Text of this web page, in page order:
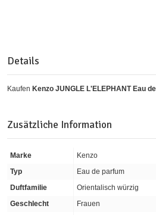
Details
Kaufen Kenzo JUNGLE L'ELEPHANT Eau
Zusätzliche Information
Marke
Kenzo
Typ
Eau de parfum
Duftfamilie
Orientalisch würzig
Geschlecht
Frauen